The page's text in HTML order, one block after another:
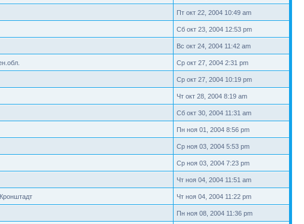
Пт окт 22, 2004 10:49 am
Сб окт 23, 2004 12:53 pm
Вс окт 24, 2004 11:42 am
Ср окт 27, 2004 2:31 pm
Ср окт 27, 2004 10:19 pm
Чт окт 28, 2004 8:19 am
Сб окт 30, 2004 11:31 am
Пн ноя 01, 2004 8:56 pm
Ср ноя 03, 2004 5:53 pm
Ср ноя 03, 2004 7:23 pm
Чт ноя 04, 2004 11:51 am
Чт ноя 04, 2004 11:22 pm
Пн ноя 08, 2004 11:36 pm